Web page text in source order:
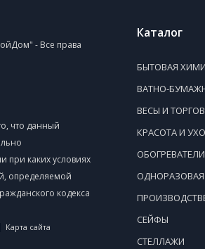
- Все права
что данный
при каких условиях
определяемой
кодекса
Карта сайта
Каталог
БЫТОВАЯ
ВАТНО-
ВЕСЫ И
КРАСОТА И
ОБОГРЕВАТЕЛИ
СЕЙФЫ
СТЕЛЛАЖИ